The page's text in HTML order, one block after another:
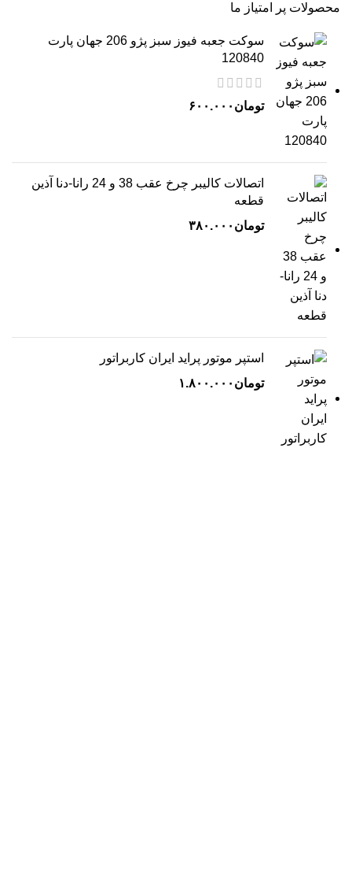
محصولات پر امتیاز ما
سوکت جعبه فیوز سبز پژو 206 جهان پارت
120840
تومان ۶۰۰.۰۰۰
اتصالات کالیبر چرخ عقب 38 و 24 رانا-دنا آذین
قطعه
تومان ۳۸۰.۰۰۰
استپر موتور پراید ایران کاربراتور
تومان ۱.۸۰۰.۰۰۰